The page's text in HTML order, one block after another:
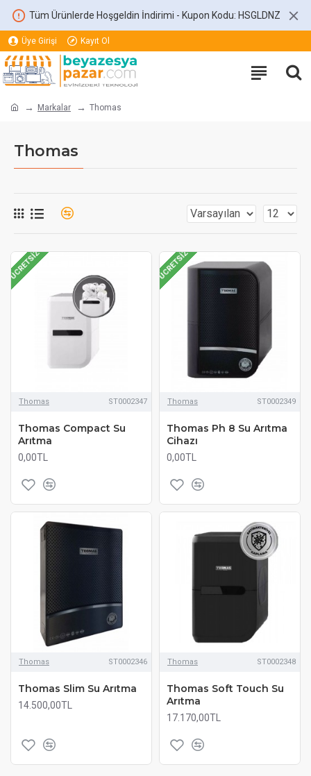
Tüm Ürünlerde Hoşgeldin İndirimi - Kupon Kodu: HSGLDNZ
Üye Girişi Kayıt Ol
Markalar Thomas
Thomas
ÜCRETSIZ
Thomas ST0002347
Thomas Compact Su
Arıtma
0,00TL
ÜCRETSIZ
Thomas ST0002349
Thomas Ph 8 Su Arıtma
Cihazı
0,00TL
Thomas ST0002346
Thomas Slim Su Arıtma
14.500,00TL
Thomas ST0002348
Thomas Soft Touch Su
Arıtma
17.170,00TL